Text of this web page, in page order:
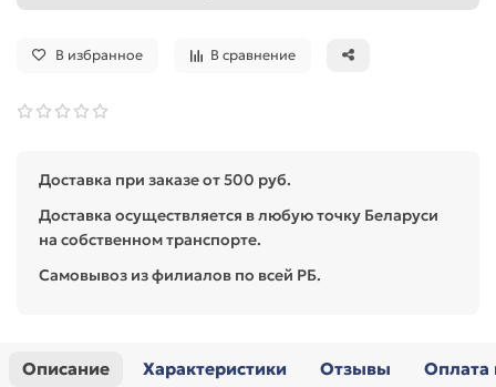
В избранное В сравнение
Доставка при заказе от 500 руб.
Доставка осуществляется в любую точку Беларуси
на собственном транспорте.
Самовывоз из филиалов по всей РБ.
Описание Характеристики Отзывы Оплата